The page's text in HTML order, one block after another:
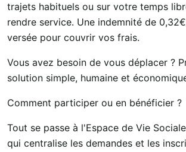
trajets habituels ou sur votre temps
rendre service. Une indemnité de
versée pour couvrir vos frais.
Vous avez besoin de vous déplacer ?
solution simple, humaine et
Comment participer ou en bénéficier ?
Tout se passe à l'Espace de Vie
qui centralise les demandes et les